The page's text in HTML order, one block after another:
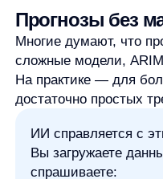
отзывы из соцсетей. Он не
хочет понять:
Какие товары лучше
На какие жалобы
внимание?
Он загружает данные в ИИ-
вопросы — и за 10 минут